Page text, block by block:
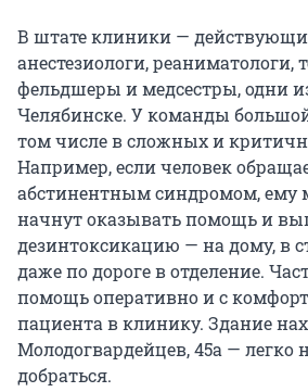
В штате клиники —
анестезиологи, реаниматологи,
фельдшеры и медсестры, одни
Челябинске. У команды
том числе в сложных и
Например, если человек
абстинентным синдромом, ему
начнут оказывать помощь и
дезинтоксикацию — на дому, в
даже по дороге в отделение.
помощь оперативно и с
пациента в клинику. Здание
Молодогвардейцев, 45а — легко
добраться.